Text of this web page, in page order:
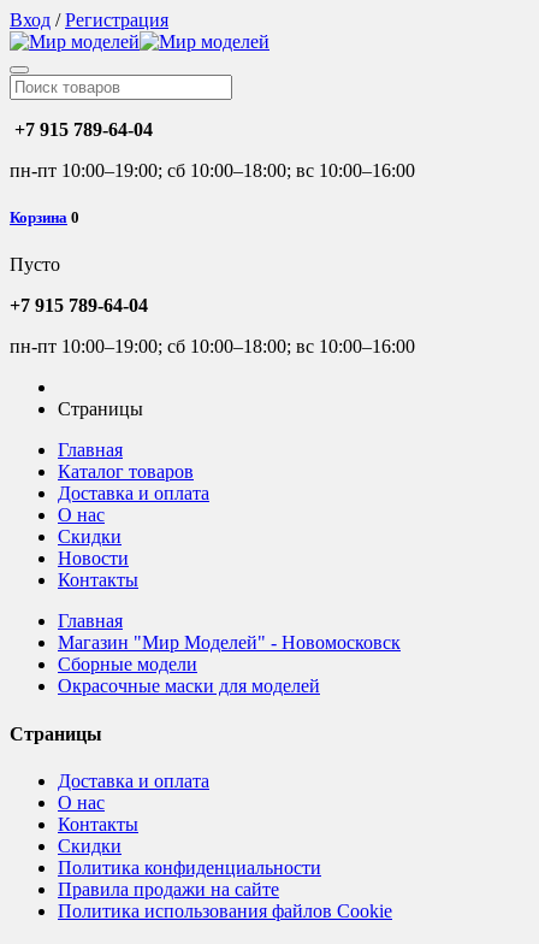
Вход /Регистрация
+7 915 789-64-04
пн-пт 10:00–19:00; сб 10:00–18:00; вс 10:00–16:00
Корзина 0
Пусто
+7 915 789-64-04
пн-пт 10:00–19:00; сб 10:00–18:00; вс 10:00–16:00
Страницы
Главная
Каталог товаров
Доставка и оплата
О нас
Скидки
Новости
Контакты
Главная
Магазин "Мир Моделей" - Новомосковск
Сборные модели
Окрасочные маски для моделей
Страницы
Доставка и оплата
О нас
Контакты
Скидки
Политика конфиденциальности
Правила продажи на сайте
Политика использования файлов Cookie